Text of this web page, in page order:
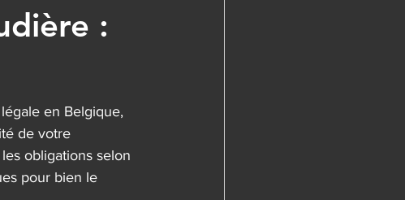
:
en Belgique,
de votre
obligations selon
pour bien le